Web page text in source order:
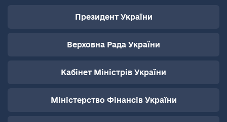
Президент України
Верховна Рада України
Кабінет Міністрів України
Міністерство Фінансів України